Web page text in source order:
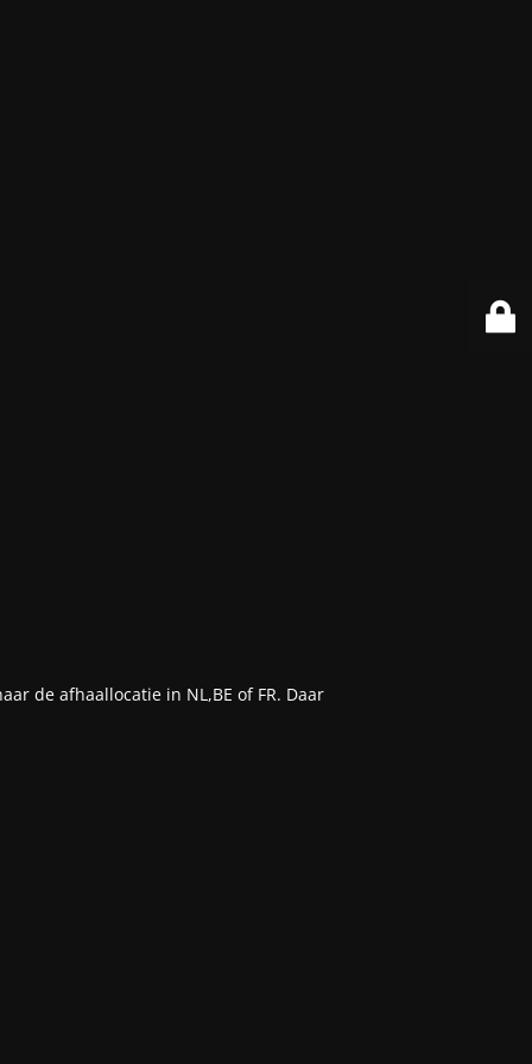
de afhaallocatie in NL,BE of FR. Daar